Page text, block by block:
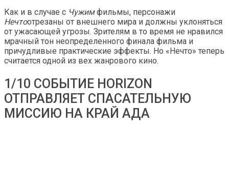
Как и в случае с Чужимфильмы, персонажи
Нечтоотрезаны от внешнего мира и должны уклоняться
от ужасающей угрозы. Зрителям в то время не нравился
мрачный тон неопределенного финала фильма и
причудливые практические эффекты. Но «Нечто» теперь
считается одной из вех жанрового кино.
1/10 СОБЫТИЕ HORIZON
ОТПРАВЛЯЕТ СПАСАТЕЛЬНУЮ
МИССИЮ НА КРАЙ АДА